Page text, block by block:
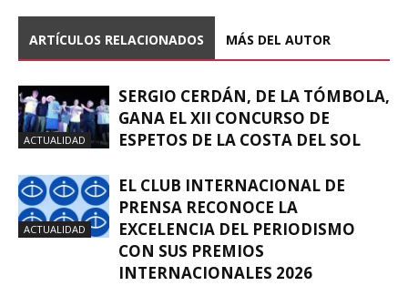
ARTÍCULOS RELACIONADOS MÁS DEL AUTOR
ACTUALIDAD
SERGIO CERDÁN, DE LA TÓMBOLA,
GANA EL XII CONCURSO DE
ESPETOS DE LA COSTA DEL SOL
ACTUALIDAD
EL CLUB INTERNACIONAL DE
PRENSA RECONOCE LA
EXCELENCIA DEL PERIODISMO
CON SUS PREMIOS
INTERNACIONALES 2026